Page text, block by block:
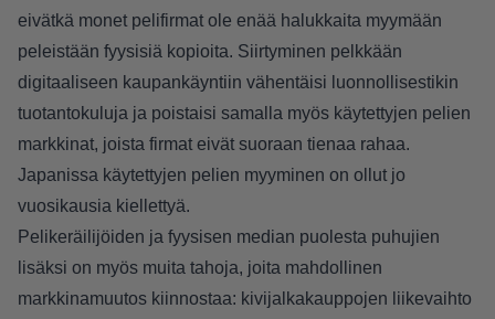
eivätkä monet pelifirmat ole enää halukkaita myymään
peleistään fyysisiä kopioita. Siirtyminen pelkkään
digitaaliseen kaupankäyntiin vähentäisi luonnollisestikin
tuotantokuluja ja poistaisi samalla myös käytettyjen pelien
markkinat, joista firmat eivät suoraan tienaa rahaa.
Japanissa käytettyjen pelien myyminen on ollut jo
vuosikausia kiellettyä.
Pelikeräilijöiden ja fyysisen median puolesta puhujien
lisäksi on myös muita tahoja, joita mahdollinen
markkinamuutos kiinnostaa: kivijalkakauppojen liikevaihto